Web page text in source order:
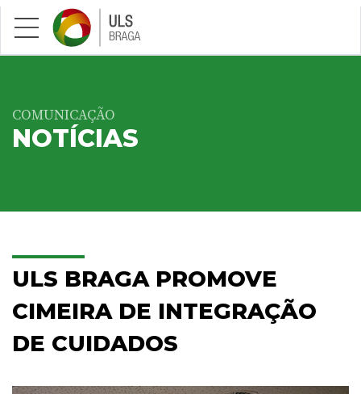
Saltar para conteúdo principal
COMUNICAÇÃO
NOTÍCIAS
ULS BRAGA PROMOVE
CIMEIRA DE INTEGRAÇÃO
DE CUIDADOS